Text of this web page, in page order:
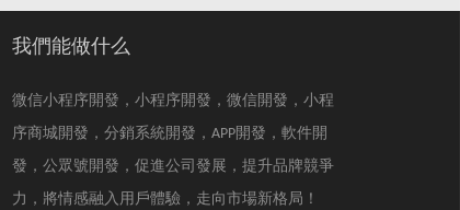
打造多層級信息營銷模
您銷售產品，短期就可
以簡歷分銷體系搶占市
我們能做什么
微信小程序開發，小程序開發，微信開發，小程
序商城開發，分銷系統開發，APP開發，軟件開
發，公眾號開發，促進公司發展，提升品牌競爭
力，將情感融入用戶體驗，走向市場新格局！